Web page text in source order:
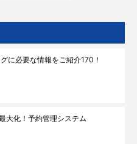
に必要な情報をご紹介170！
大化！予約管理システム